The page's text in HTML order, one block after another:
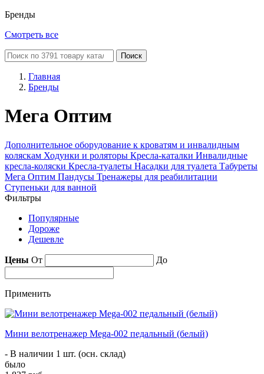
Бренды
Смотреть все
Поиск
Главная
Бренды
Мега Оптим
Дополнительное оборудование к кроватям и инвалидным
коляскам Ходунки и роляторы Кресла-каталки Инвалидные
кресла-коляски Кресла-туалеты Насадки для туалета Табуреты
Мега Оптим Пандусы Тренажеры для реабилитации
Ступеньки для ванной
Фильтры
Популярные
Дороже
Дешевле
Цены От До
Применить
Мини велотренажер Mega-002 педальный (белый)
- В наличии 1 шт. (осн. склад)
было